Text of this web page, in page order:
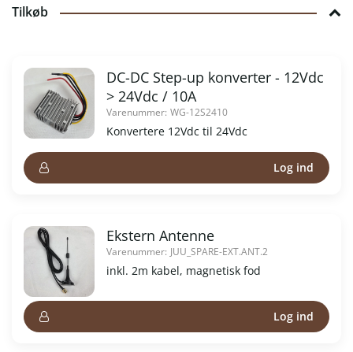
Tilkøb
DC-DC Step-up konverter - 12Vdc
> 24Vdc / 10A
Varenummer: WG-12S2410
Konvertere 12Vdc til 24Vdc
Log ind
Ekstern Antenne
Varenummer: JUU_SPARE-EXT.ANT.2
inkl. 2m kabel, magnetisk fod
Log ind